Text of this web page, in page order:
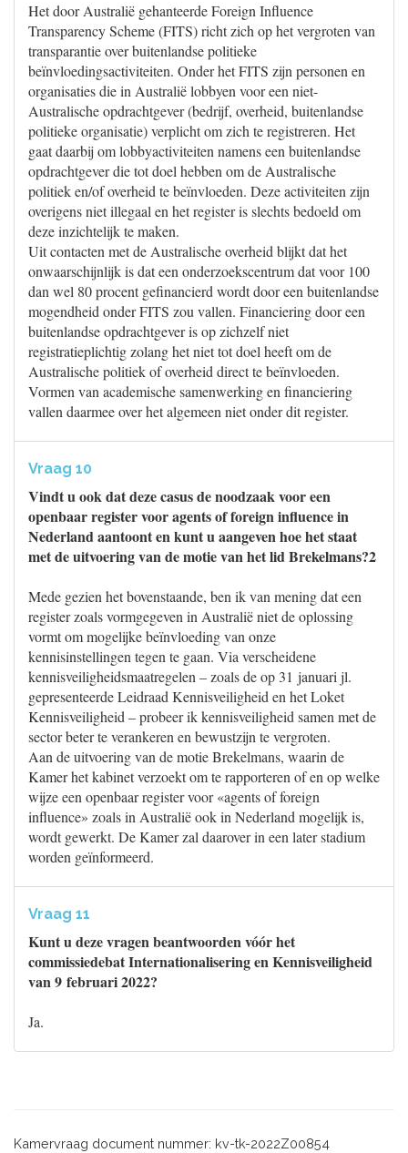
Het door Australië gehanteerde Foreign Influence
Transparency Scheme (FITS) richt zich op het vergroten van
transparantie over buitenlandse politieke
beïnvloedingsactiviteiten. Onder het FITS zijn personen en
organisaties die in Australië lobbyen voor een niet-
Australische opdrachtgever (bedrijf, overheid, buitenlandse
politieke organisatie) verplicht om zich te registreren. Het
gaat daarbij om lobbyactiviteiten namens een buitenlandse
opdrachtgever die tot doel hebben om de Australische
politiek en/of overheid te beïnvloeden. Deze activiteiten zijn
overigens niet illegaal en het register is slechts bedoeld om
deze inzichtelijk te maken.
Uit contacten met de Australische overheid blijkt dat het
onwaarschijnlijk is dat een onderzoekscentrum dat voor 100
dan wel 80 procent gefinancierd wordt door een buitenlandse
mogendheid onder FITS zou vallen. Financiering door een
buitenlandse opdrachtgever is op zichzelf niet
registratieplichtig zolang het niet tot doel heeft om de
Australische politiek of overheid direct te beïnvloeden.
Vormen van academische samenwerking en financiering
vallen daarmee over het algemeen niet onder dit register.
Vraag 10
Vindt u ook dat deze casus de noodzaak voor een
openbaar register voor agents of foreign influence in
Nederland aantoont en kunt u aangeven hoe het staat
met de uitvoering van de motie van het lid Brekelmans?2
Mede gezien het bovenstaande, ben ik van mening dat een
register zoals vormgegeven in Australië niet de oplossing
vormt om mogelijke beïnvloeding van onze
kennisinstellingen tegen te gaan. Via verscheidene
kennisveiligheidsmaatregelen – zoals de op 31 januari jl.
gepresenteerde Leidraad Kennisveiligheid en het Loket
Kennisveiligheid – probeer ik kennisveiligheid samen met de
sector beter te verankeren en bewustzijn te vergroten.
Aan de uitvoering van de motie Brekelmans, waarin de
Kamer het kabinet verzoekt om te rapporteren of en op welke
wijze een openbaar register voor «agents of foreign
influence» zoals in Australië ook in Nederland mogelijk is,
wordt gewerkt. De Kamer zal daarover in een later stadium
worden geïnformeerd.
Vraag 11
Kunt u deze vragen beantwoorden vóór het
commissiedebat Internationalisering en Kennisveiligheid
van 9 februari 2022?
Ja.
Kamervraag document nummer: kv-tk-2022Z00854